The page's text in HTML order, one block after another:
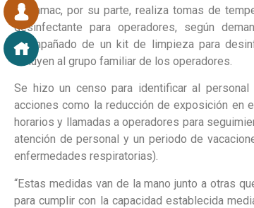
Sotramac, por su parte, realiza tomas de
desinfectante para operadores, según
acompañado de un kit de limpieza para
incluyen al grupo familiar de los operadores.
Se hizo un censo para identificar al
acciones como la reducción de exposición en
horarios y llamadas a operadores para
atención de personal y un periodo de
enfermedades respiratorias).
“Estas medidas van de la mano junto a otras
para cumplir con la capacidad establecida